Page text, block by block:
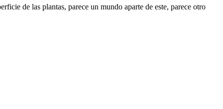
de las plantas, parece un mundo aparte de este, parece otro